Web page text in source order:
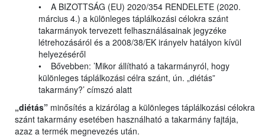
• A BIZOTTSÁG (EU) 2020/354 RENDELETE (2020.
március 4.) a különleges táplálkozási célokra szánt
takarmányok tervezett felhasználásainak jegyzéke
létrehozásáról és a 2008/38/EK irányelv hatályon kívül
helyezéséről
• Bővebben: ’Mikor állítható a takarmányról, hogy
különleges táplálkozási célra szánt, ún. „diétás”
takarmány?’ címszó alatt
„diétás” minősítés a kizárólag a különleges táplálkozási célokra
szánt takarmány esetében használható a takarmány fajtája,
azaz a termék megnevezés után.